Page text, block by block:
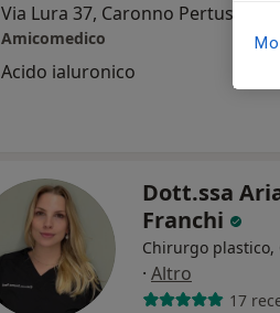
Via Lura 37, Caronno Pertusella
Amicomedico
Acido ialuronico
Dott.ssa
Franchi
Chirurgo
· Altro
17